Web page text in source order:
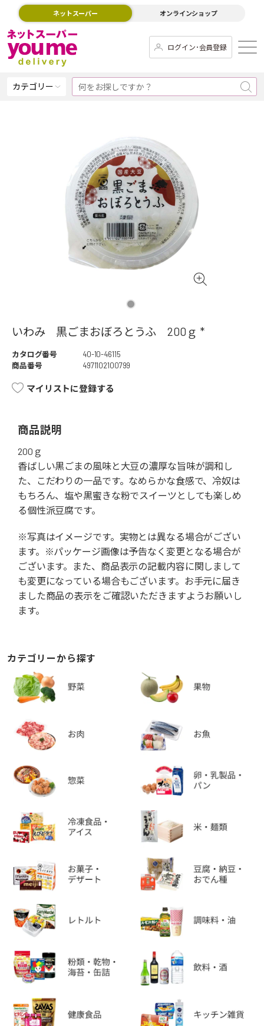
ネットスーパー オンラインショップ
ログイン･会員登録
カテゴリー
いわみ 黒ごまおぼろとうふ 200ｇ *
カタログ番号
40-10-46115
商品番号
4971102100799
マイリストに登録する
商品説明
200ｇ
香ばしい黒ごまの風味と大豆の濃厚な旨味が調和し
た、こだわりの一品です。なめらかな食感で、冷奴は
もちろん、塩や黒蜜きな粉でスイーツとしても楽しめ
る個性派豆腐です。
※写真はイメージです。実物とは異なる場合がござい
ます。※パッケージ画像は予告なく変更となる場合が
ございます。また、商品表示の記載内容に関しまして
も変更になっている場合もございます。お手元に届き
ました商品の表示をご確認いただきますようお願いし
ます。
カテゴリーから探す